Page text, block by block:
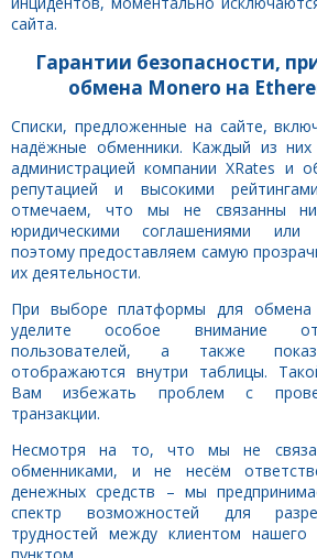
сайта.
Гарантии безопасности,
обмена Monero на
Списки, предложенные на сайте,
надёжные обменники. Каждый из них
администрацией компании XRates и
репутацией и высокими
отмечаем, что мы не связанны
юридическими соглашениями или
поэтому предоставляем самую
их деятельности.
При выборе платформы для обмена
уделите особое внимание
пользователей, а также
отображаются внутри таблицы.
Вам избежать проблем с
транзакции.
Несмотря на то, что мы не
обменниками, и не несём
денежных средств – мы
спектр возможностей для
трудностей между клиентом